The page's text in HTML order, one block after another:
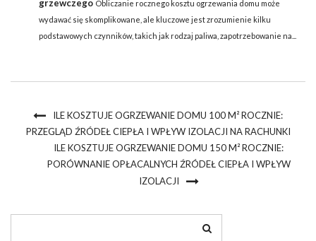
grzewczego Obliczanie rocznego kosztu ogrzewania domu może
wydawać się skomplikowane, ale kluczowe jest zrozumienie kilku
podstawowych czynników, takich jak rodzaj paliwa, zapotrzebowanie na...
ILE KOSZTUJE OGRZEWANIE DOMU 100 M² ROCZNIE:
PRZEGLĄD ŹRÓDEŁ CIEPŁA I WPŁYW IZOLACJI NA RACHUNKI
ILE KOSZTUJE OGRZEWANIE DOMU 150 M² ROCZNIE:
PORÓWNANIE OPŁACALNYCH ŹRÓDEŁ CIEPŁA I WPŁYW
IZOLACJI